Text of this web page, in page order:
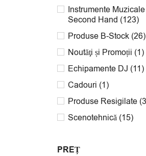
Instrumente Muzicale
Second Hand (123)
Produse B-Stock (26)
Noutăţi și Promoții (1)
Echipamente DJ (11)
Cadouri (1)
Produse Resigilate
Scenotehnică (15)
PREȚ